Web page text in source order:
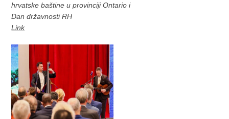
hrvatske baštine u provinciji Ontario i
Dan državnosti RH
Link